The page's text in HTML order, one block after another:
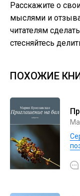
Расскажите о
мыслями и
читателям
стесняйтесь
ПОХОЖИЕ